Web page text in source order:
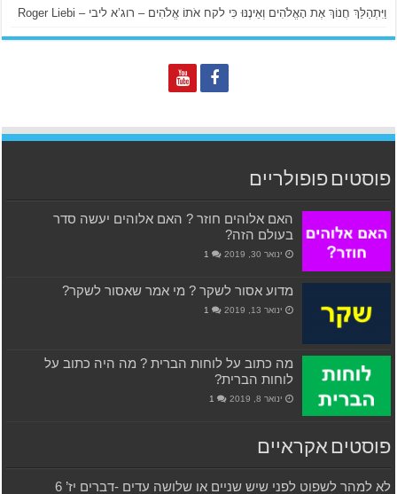
וַיִּתְהַלֵּךְ חֲנוֹךְ אֶת הָאֱלֹהִים וְאֵינֶנּוּ כִּי לקח אֹתוֹ אֱלֹהִים – רוג’א ליבי – Roger Liebi
פוסטים פופולריים
האם אלוהים חוזר ? האם אלוהים יעשה סדר
בעולם הזה?
ינואר 30, 2019 1
מדוע אסור לשקר ? מי אמר שאסור לשקר?
ינואר 13, 2019 1
מה כתוב על לוחות הברית ? מה היה כתוב על
לוחות הברית?
ינואר 8, 2019 1
פוסטים אקראיים
לא למהר לשפוט לפני שיש שניים או שלושה עדים -דברים יז’ 6